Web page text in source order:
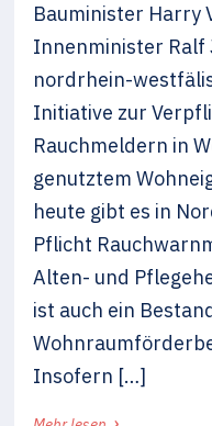
Bauminister Harry
Innenminister Ralf
nordrhein-
Initiative zur
Rauchmeldern in
genutztem
heute gibt es in
Pflicht
Alten- und
ist auch ein
Insofern […]